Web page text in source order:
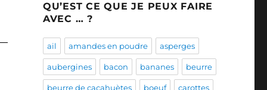
QU’EST CE QUE JE PEUX FAIRE
AVEC … ?
ail amandes en poudre asperges
aubergines bacon bananes beurre
beurre de cacahuètes boeuf carottes